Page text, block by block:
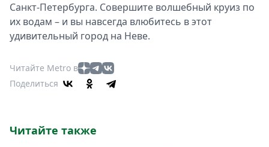
Санкт-Петербурга. Совершите волшебный круиз по
их водам – и вы навсегда влюбитесь в этот
удивительный город на Неве.
Читайте Metro в
Поделиться
Читайте также